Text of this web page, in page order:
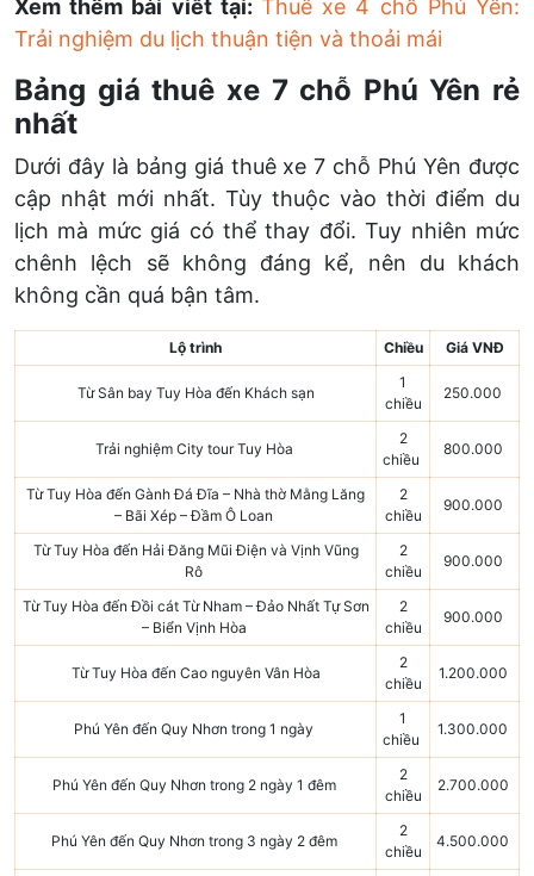
Xem thêm bài viết tại: Thuê xe 4 chỗ Phú Yên:
Trải nghiệm du lịch thuận tiện và thoải mái
Bảng giá thuê xe 7 chỗ Phú Yên rẻ
nhất
Dưới đây là bảng giá thuê xe 7 chỗ Phú Yên được
cập nhật mới nhất. Tùy thuộc vào thời điểm du
lịch mà mức giá có thể thay đổi. Tuy nhiên mức
chênh lệch sẽ không đáng kể, nên du khách
không cần quá bận tâm.
Lộ trình Chiều Giá VNĐ
Từ Sân bay Tuy Hòa đến Khách sạn
1
chiều
250.000
Trải nghiệm City tour Tuy Hòa
2
chiều
800.000
Từ Tuy Hòa đến Gành Đá Đĩa – Nhà thờ Mằng Lăng
– Bãi Xép – Đầm Ô Loan
2
chiều
900.000
Từ Tuy Hòa đến Hải Đăng Mũi Điện và Vịnh Vũng
Rô
2
chiều
900.000
Từ Tuy Hòa đến Đồi cát Từ Nham – Đảo Nhất Tự Sơn
– Biển Vịnh Hòa
2
chiều
900.000
Từ Tuy Hòa đến Cao nguyên Vân Hòa
2
chiều
1.200.000
Phú Yên đến Quy Nhơn trong 1 ngày
1
chiều
1.300.000
Phú Yên đến Quy Nhơn trong 2 ngày 1 đêm
2
chiều
2.700.000
Phú Yên đến Quy Nhơn trong 3 ngày 2 đêm
2
chiều
4.500.000